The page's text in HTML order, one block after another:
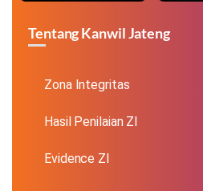
Tentang Kanwil Jateng
Zona Integritas
Hasil Penilaian ZI
Evidence ZI